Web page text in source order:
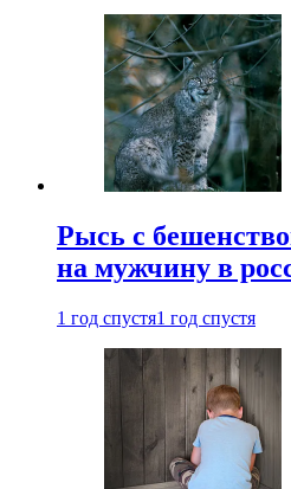
Рысь с
на мужчину в
1 год спустя1 год спустя